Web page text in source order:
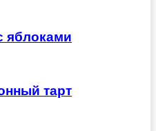
яблоками
тарт